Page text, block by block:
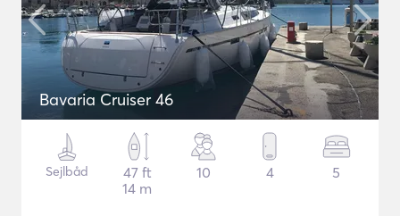
Bavaria Cruiser 46
Sejlbåd
47 ft
14 m
10 4 5